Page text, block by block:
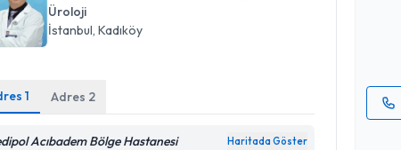
Üroloji
İstanbul , Kadıköy
1 Adres 2
Acıbadem Bölge Hastanesi Haritada Göster